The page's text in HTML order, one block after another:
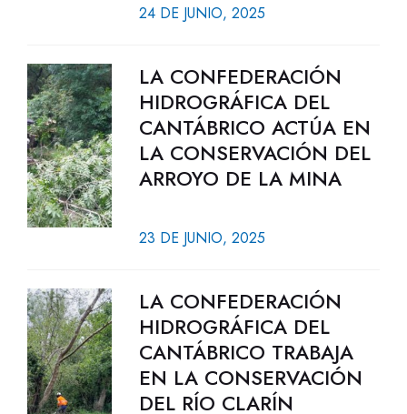
24 DE JUNIO, 2025
LA CONFEDERACIÓN
HIDROGRÁFICA DEL
CANTÁBRICO ACTÚA EN
LA CONSERVACIÓN DEL
ARROYO DE LA MINA
23 DE JUNIO, 2025
LA CONFEDERACIÓN
HIDROGRÁFICA DEL
CANTÁBRICO TRABAJA
EN LA CONSERVACIÓN
DEL RÍO CLARÍN